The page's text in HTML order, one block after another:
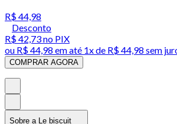
R$ 44,98
Desconto
R$ 42,73no PIX
ou R$ 44,98 em até 1x de R$ 44,98 sem
COMPRAR AGORA
Sobre a Le biscuit